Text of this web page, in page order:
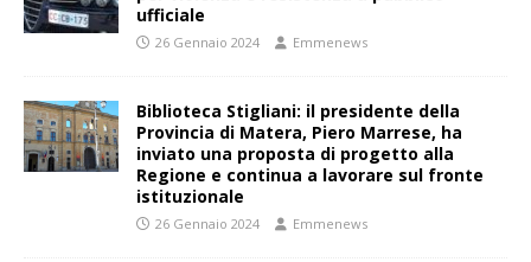
ufficiale
26 Gennaio 2024 Emmenews
Biblioteca Stigliani: il presidente della
Provincia di Matera, Piero Marrese, ha
inviato una proposta di progetto alla
Regione e continua a lavorare sul fronte
istituzionale
26 Gennaio 2024 Emmenews